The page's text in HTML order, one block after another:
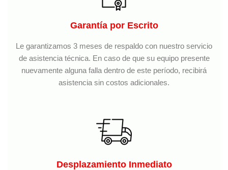
Garantía por Escrito
Le garantizamos 3 meses de respaldo con nuestro servicio
de asistencia técnica. En caso de que su equipo presente
nuevamente alguna falla dentro de este período, recibirá
asistencia sin costos adicionales.
Desplazamiento Inmediato